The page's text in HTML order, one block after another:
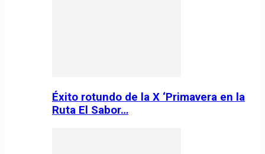
Éxito rotundo de la X ‘Primavera en la
Ruta El Sabor…